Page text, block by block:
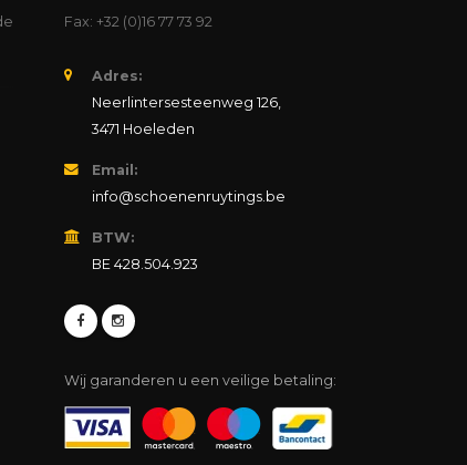
Fax: +32 (0)16 77 73 92
Adres:
Neerlintersesteenweg 126,
3471 Hoeleden
Email:
info@schoenenruytings.be
BTW:
BE 428.504.923
Wij garanderen u een veilige betaling: